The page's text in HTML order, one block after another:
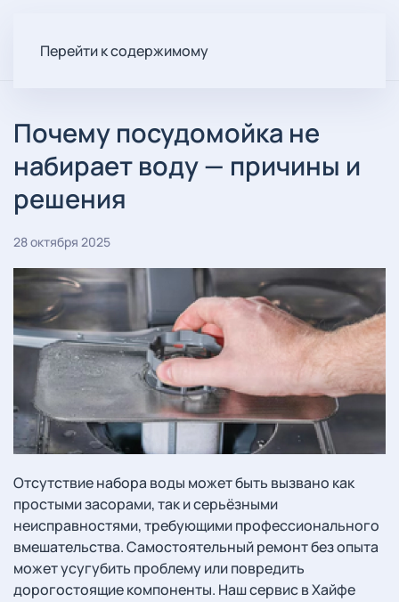
Перейти к содержимому
Почему посудомойка не
набирает воду — причины и
решения
28 октября 2025
Отсутствие набора воды может быть вызвано как
простыми засорами, так и серьёзными
неисправностями, требующими профессионального
вмешательства. Самостоятельный ремонт без опыта
может усугубить проблему или повредить
дорогостоящие компоненты. Наш сервис в Хайфе